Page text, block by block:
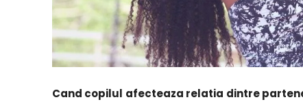
Cand copilul afecteaza relatia dintre